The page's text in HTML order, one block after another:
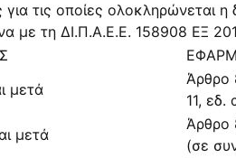
για τις οποίες
με τη ΔΙ.Π.Α.Ε.Ε. 158908 ΕΞ
μετά
Άρθρο
11, εδ.
μετά
Άρθρο
(σε